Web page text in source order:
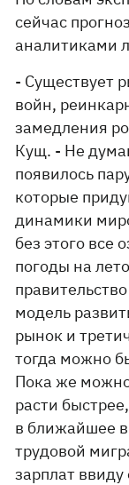
сейчас
аналитиками
- Существует
войн,
замедления
Кущ. - Не
появилось
которые
динамики
без этого все
погоды на
модель
рынок и
тогда можно
Пока же
расти
в ближайшее
трудовой
зарплат